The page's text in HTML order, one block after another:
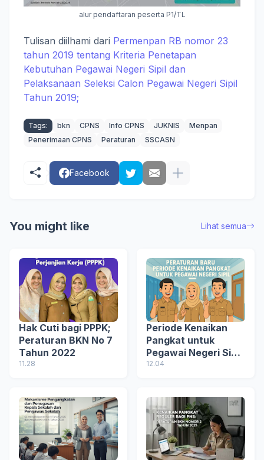
alur pendaftaran peserta P1/TL
Tulisan diilhami dari Permenpan RB nomor 23
tahun 2019 tentang Kriteria Penetapan
Kebutuhan Pegawai Negeri Sipil dan
Pelaksanaan Seleksi Calon Pegawai Negeri Sipil
Tahun 2019;
Tags: bkn CPNS Info CPNS JUKNIS
Menpan
Penerimaan CPNS
Peraturan SSCASN
Facebook
You might like Lihat semua
Hak Cuti bagi PPPK;
Peraturan BKN No 7
Tahun 2022
11.28
Periode Kenaikan
Pangkat untuk
Pegawai Negeri Sipil
(Peraturan BKN
12.04